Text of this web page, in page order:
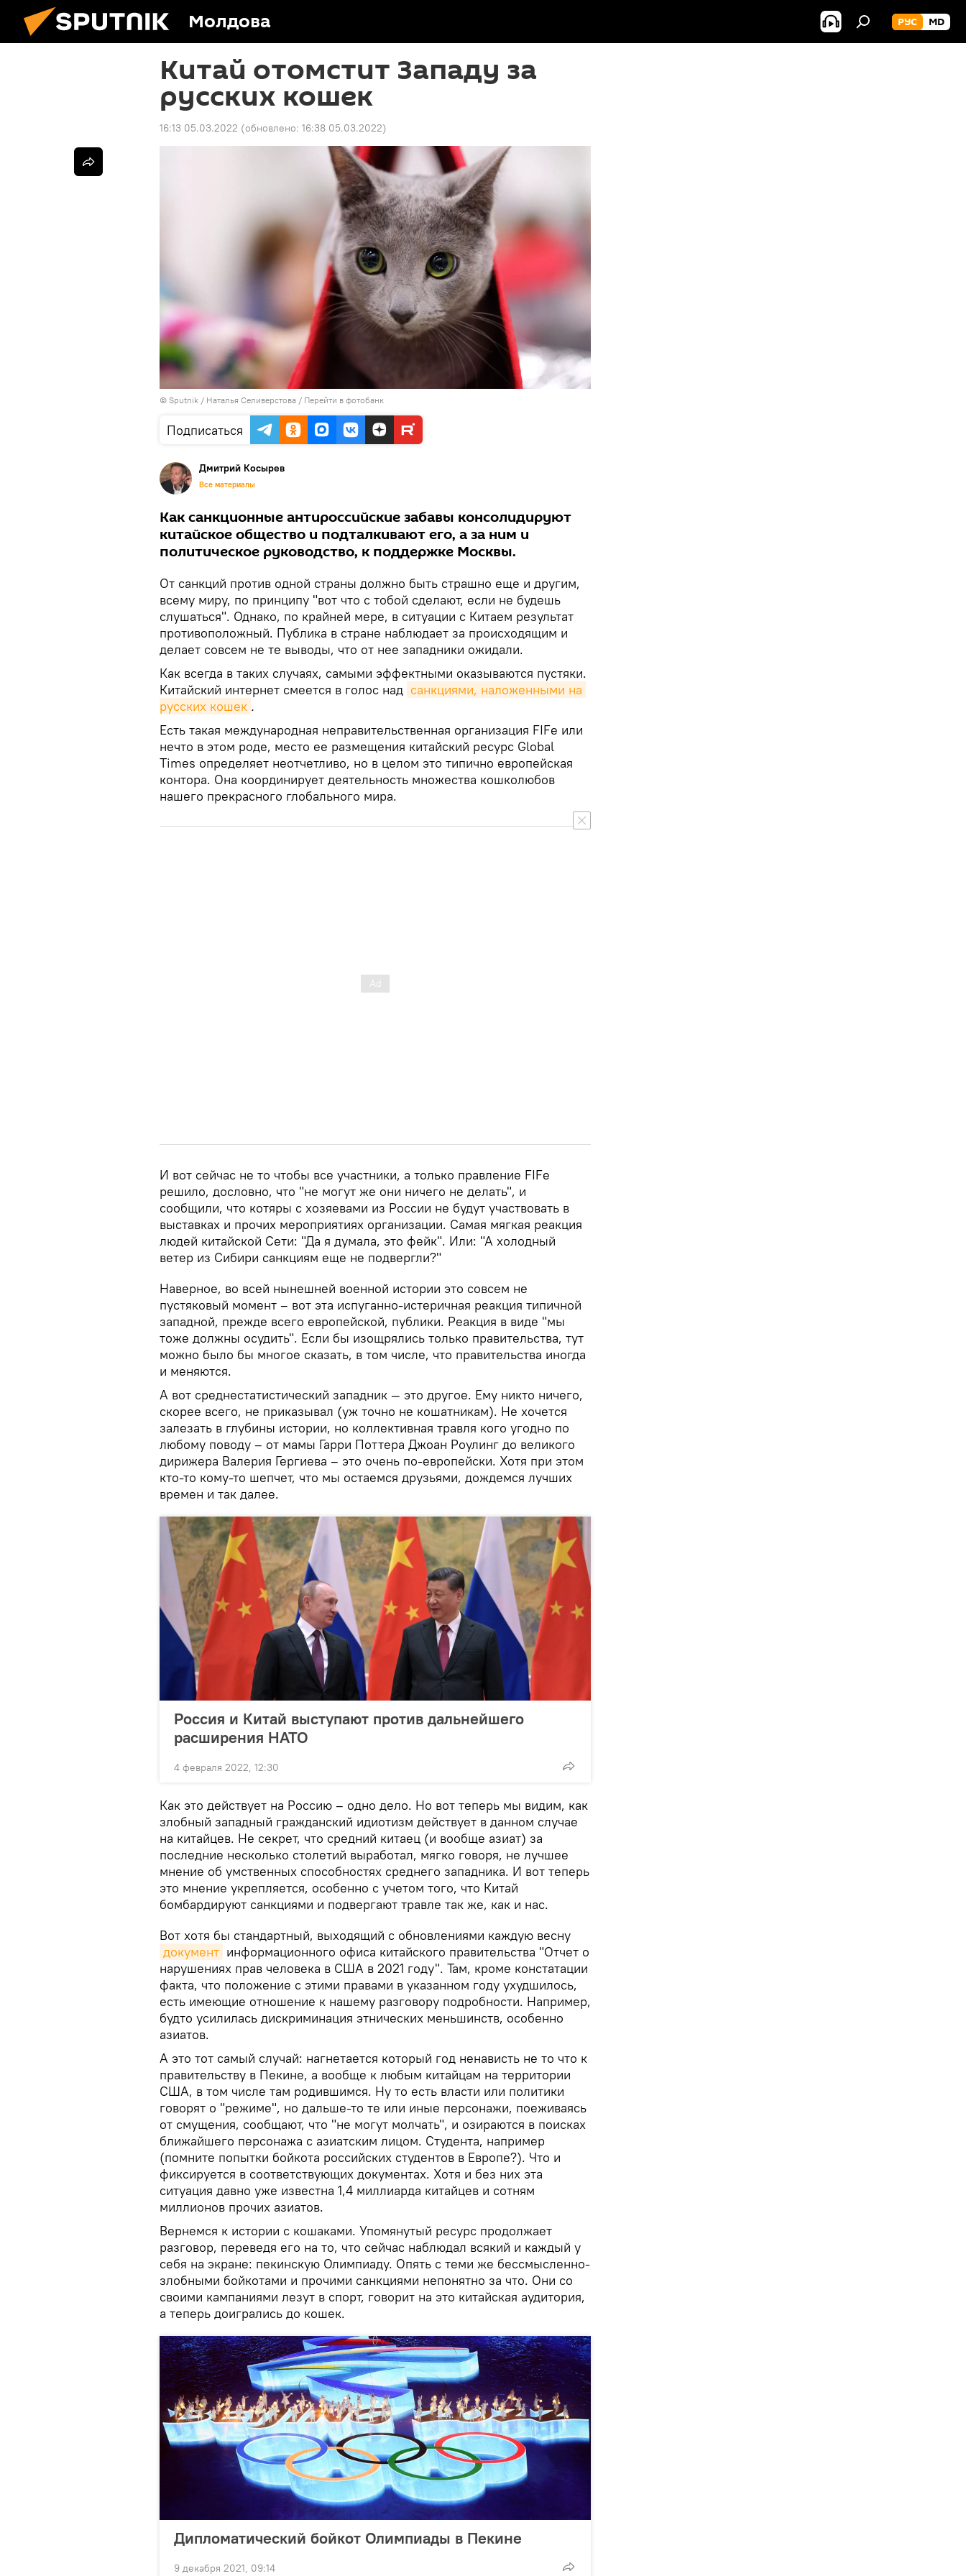
Молдова РУС MD
Китай отомстит Западу за
русских кошек
16:13 05.03.2022 (обновлено: 16:38 05.03.2022)
© Sputnik / Наталья Селиверстова / Перейти в фотобанк
Подписаться
Дмитрий Косырев
Все материалы
Как санкционные антироссийские забавы консолидируют
китайское общество и подталкивают его, а за ним и
политическое руководство, к поддержке Москвы.
От санкций против одной страны должно быть страшно еще и другим,
всему миру, по принципу "вот что с тобой сделают, если не будешь
слушаться". Однако, по крайней мере, в ситуации с Китаем результат
противоположный. Публика в стране наблюдает за происходящим и
делает совсем не те выводы, что от нее западники ожидали.
Как всегда в таких случаях, самыми эффектными оказываются пустяки.
Китайский интернет смеется в голос над санкциями, наложенными на
русских кошек .
Есть такая международная неправительственная организация FIFе или
нечто в этом роде, место ее размещения китайский ресурс Global
Times определяет неотчетливо, но в целом это типично европейская
контора. Она координирует деятельность множества кошколюбов
нашего прекрасного глобального мира.
И вот сейчас не то чтобы все участники, а только правление FIFе
решило, дословно, что "не могут же они ничего не делать", и
сообщили, что котяры с хозяевами из России не будут участвовать в
выставках и прочих мероприятиях организации. Самая мягкая реакция
людей китайской Сети: "Да я думала, это фейк". Или: "А холодный
ветер из Сибири санкциям еще не подвергли?"
Наверное, во всей нынешней военной истории это совсем не
пустяковый момент – вот эта испуганно-истеричная реакция типичной
западной, прежде всего европейской, публики. Реакция в виде "мы
тоже должны осудить". Если бы изощрялись только правительства, тут
можно было бы многое сказать, в том числе, что правительства иногда
и меняются.
А вот среднестатистический западник — это другое. Ему никто ничего,
скорее всего, не приказывал (уж точно не кошатникам). Не хочется
залезать в глубины истории, но коллективная травля кого угодно по
любому поводу – от мамы Гарри Поттера Джоан Роулинг до великого
дирижера Валерия Гергиева – это очень по-европейски. Хотя при этом
кто-то кому-то шепчет, что мы остаемся друзьями, дождемся лучших
времен и так далее.
Россия и Китай выступают против дальнейшего
расширения НАТО
4 февраля 2022, 12:30
Как это действует на Россию – одно дело. Но вот теперь мы видим, как
злобный западный гражданский идиотизм действует в данном случае
на китайцев. Не секрет, что средний китаец (и вообще азиат) за
последние несколько столетий выработал, мягко говоря, не лучшее
мнение об умственных способностях среднего западника. И вот теперь
это мнение укрепляется, особенно с учетом того, что Китай
бомбардируют санкциями и подвергают травле так же, как и нас.
Вот хотя бы стандартный, выходящий с обновлениями каждую весну
документ информационного офиса китайского правительства "Отчет о
нарушениях прав человека в США в 2021 году". Там, кроме констатации
факта, что положение с этими правами в указанном году ухудшилось,
есть имеющие отношение к нашему разговору подробности. Например,
будто усилилась дискриминация этнических меньшинств, особенно
азиатов.
А это тот самый случай: нагнетается который год ненависть не то что к
правительству в Пекине, а вообще к любым китайцам на территории
США, в том числе там родившимся. Ну то есть власти или политики
говорят о "режиме", но дальше-то те или иные персонажи, поеживаясь
от смущения, сообщают, что "не могут молчать", и озираются в поисках
ближайшего персонажа с азиатским лицом. Студента, например
(помните попытки бойкота российских студентов в Европе?). Что и
фиксируется в соответствующих документах. Хотя и без них эта
ситуация давно уже известна 1,4 миллиарда китайцев и сотням
миллионов прочих азиатов.
Вернемся к истории с кошаками. Упомянутый ресурс продолжает
разговор, переведя его на то, что сейчас наблюдал всякий и каждый у
себя на экране: пекинскую Олимпиаду. Опять с теми же бессмысленно-
злобными бойкотами и прочими санкциями непонятно за что. Они со
своими кампаниями лезут в спорт, говорит на это китайская аудитория,
а теперь доигрались до кошек.
Дипломатический бойкот Олимпиады в Пекине
9 декабря 2021, 09:14